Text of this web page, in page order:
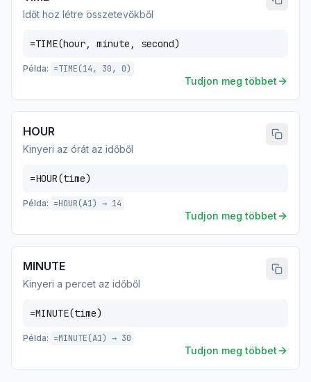
Időt hoz létre összetevőkből
=TIME(hour, minute, second)
Példa: =TIME(14, 30, 0)
Tudjon meg többet
HOUR
Kinyeri az órát az időből
=HOUR(time)
Példa: =HOUR(A1) → 14
Tudjon meg többet
MINUTE
Kinyeri a percet az időből
=MINUTE(time)
Példa: =MINUTE(A1) → 30
Tudjon meg többet